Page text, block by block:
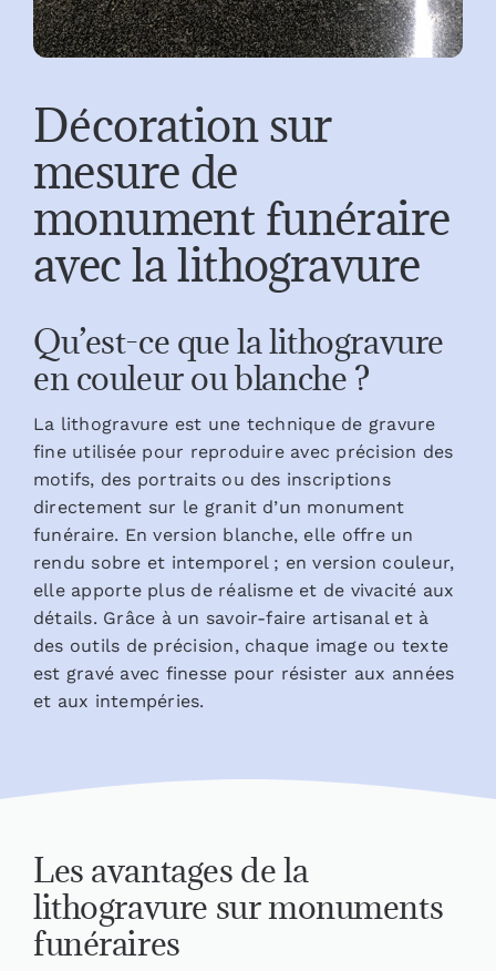
Décoration sur
mesure de
monument funéraire
avec la lithogravure
Qu’est-ce que la lithogravure
en couleur ou blanche ?
La lithogravure est une technique de gravure
fine utilisée pour reproduire avec précision des
motifs, des portraits ou des inscriptions
directement sur le granit d’un monument
funéraire. En version blanche, elle offre un
rendu sobre et intemporel ; en version couleur,
elle apporte plus de réalisme et de vivacité aux
détails. Grâce à un savoir-faire artisanal et à
des outils de précision, chaque image ou texte
est gravé avec finesse pour résister aux années
et aux intempéries.
Les avantages de la
lithogravure sur monuments
funéraires